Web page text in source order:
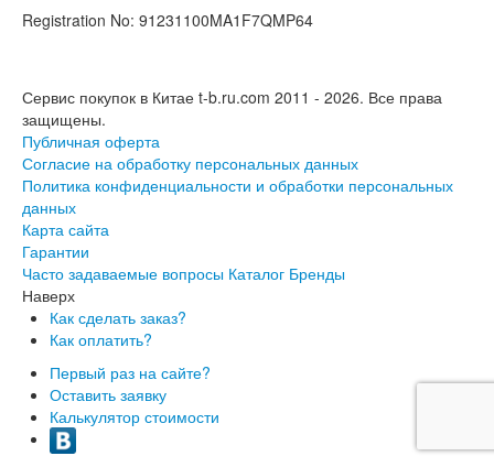
Registration No: 91231100MA1F7QMP64
Сервис покупок в Китае t-b.ru.com 2011 - 2026. Все права
защищены.
Публичная оферта
Согласие на обработку персональных данных
Политика конфиденциальности и обработки персональных
данных
Карта сайта
Гарантии
Часто задаваемые вопросы Каталог Бренды
Наверх
Как сделать заказ?
Как оплатить?
Первый раз на сайте?
Оставить заявку
Калькулятор стоимости